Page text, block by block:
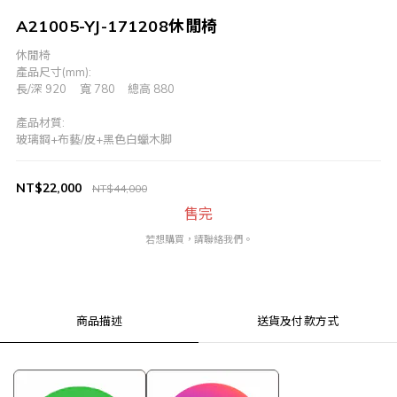
A21005-YJ-171208休閒椅
休閒椅
產品尺寸(mm):
長/深 920	寬 780	  總高 880
產品材質:
玻璃鋼+布藝/皮+黑色白蠟木脚
NT$44,000
NT$22,000
售完
若想購買，請聯絡我們。
商品描述 送貨及付款方式